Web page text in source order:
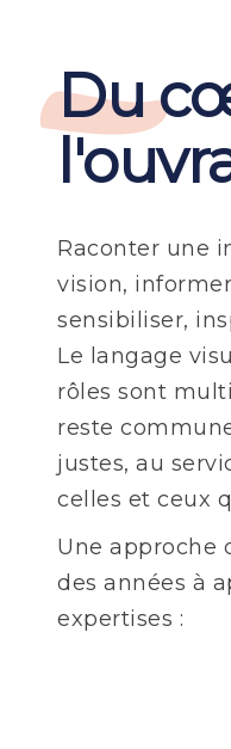
Du
Raconter une
vision,
sensibiliser,
Le langage
rôles sont
reste
justes, au
celles et ceux
Une approche
des années à
expertises :